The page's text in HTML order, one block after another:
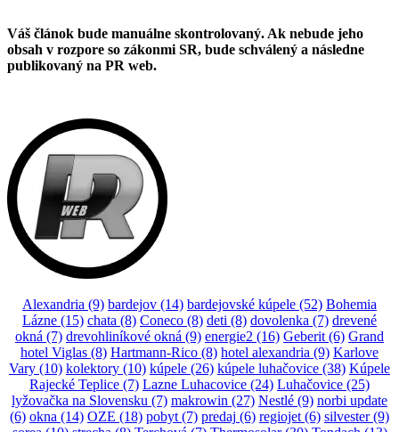
Váš článok bude manuálne skontrolovaný. Ak nebude jeho
obsah v rozpore so zákonmi SR, bude schválený a následne
publikovaný na PR web.
Alexandria (9) bardejov (14) bardejovské kúpele (52) Bohemia
Lázne (15) chata (8) Coneco (8) deti (8) dovolenka (7) drevené
okná (7) drevohliníkové okná (9) energie2 (16) Geberit (6) Grand
hotel Viglas (8) Hartmann-Rico (8) hotel alexandria (9) Karlove
Vary (10) kolektory (10) kúpele (26) kúpele luhačovice (38) Kúpele
Rajecké Teplice (7) Lazne Luhacovice (24) Luhačovice (25)
lyžovačka na Slovensku (7) makrowin (27) Nestlé (9) norbi update
(6) okna (14) OZE (18) pobyt (7) predaj (6) regiojet (6) silvester(9)